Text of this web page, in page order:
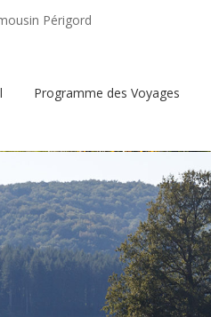
Périgord
Programme des Voyages